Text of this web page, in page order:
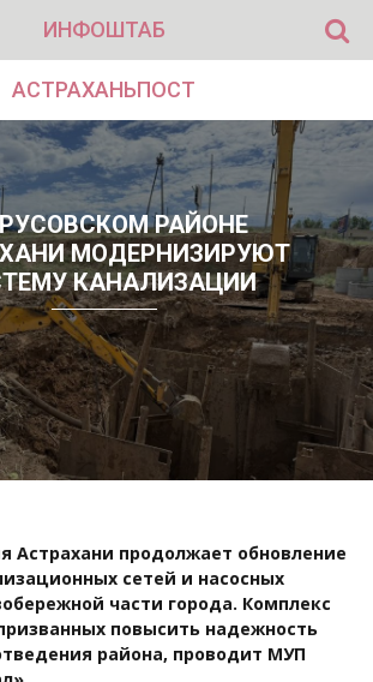
ИНФОШТАБ
АСТРАХАНЬПОСТ
РАЙОНЕ
МОДЕРНИЗИРУЮТ
КАНАЛИЗАЦИИ
Астрахани продолжает обновление
сетей и насосных
части города. Комплекс
повысить надежность
района, проводит МУП